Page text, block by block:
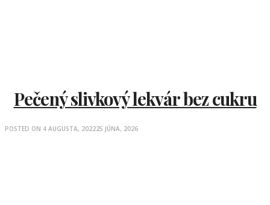
Pečený slivkový lekvár bez cukru
POSTED ON 4 AUGUSTA, 202225 JÚNA, 2026